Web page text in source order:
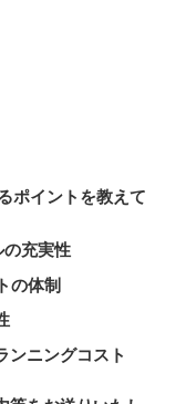
ポイントを教えて
の充実性
の体制
ンニングコスト